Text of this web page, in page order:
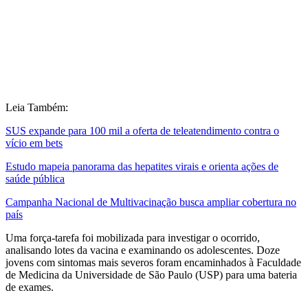
Leia Também:
SUS expande para 100 mil a oferta de teleatendimento contra o
vício em bets
Estudo mapeia panorama das hepatites virais e orienta ações de
saúde pública
Campanha Nacional de Multivacinação busca ampliar cobertura no
país
Uma força-tarefa foi mobilizada para investigar o ocorrido,
analisando lotes da vacina e examinando os adolescentes. Doze
jovens com sintomas mais severos foram encaminhados à Faculdade
de Medicina da Universidade de São Paulo (USP) para uma bateria
de exames.